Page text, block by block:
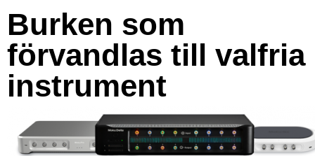
Burken som
förvandlas till valfria
instrument